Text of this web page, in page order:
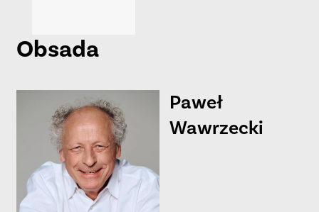
Obsada
Paweł
Wawrzecki